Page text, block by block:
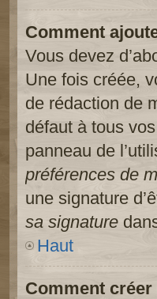
Comment
Vous devez
Une fois créée,
de rédaction de
défaut à tous
panneau de
préférences de
une signature
sa signature
Haut
Comment créer